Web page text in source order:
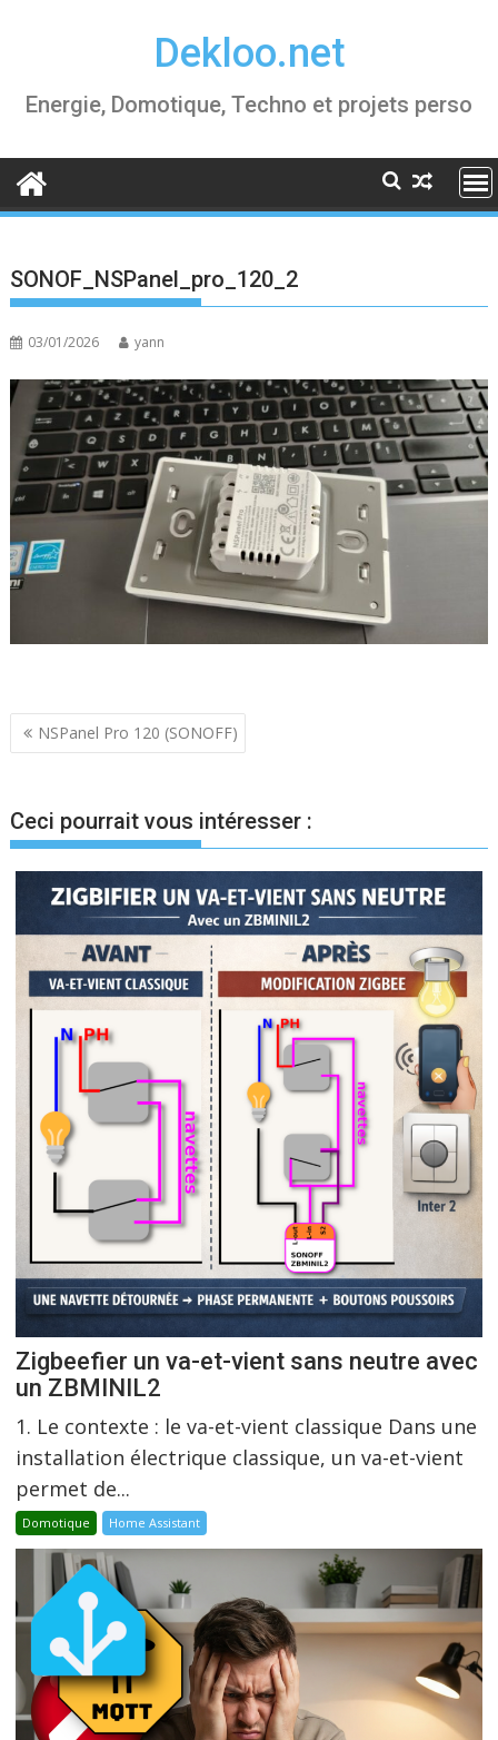
Dekloo.net
Energie, Domotique, Techno et projets perso
SONOF_NSPanel_pro_120_2
03/01/2026 yann
Navigation
de
l’article
NSPanel Pro 120 (SONOFF)
Ceci pourrait vous intéresser :
Zigbeefier un va-et-vient sans neutre avec
un ZBMINIL2
1. Le contexte : le va-et-vient classique Dans une
installation électrique classique, un va-et-vient
permet de...
Domotique Home Assistant